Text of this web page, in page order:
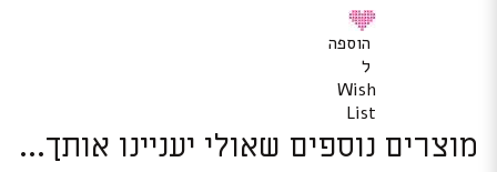
הוספה
ל
Wish
List
מוצרים נוספים שאולי יעניינו אותך...